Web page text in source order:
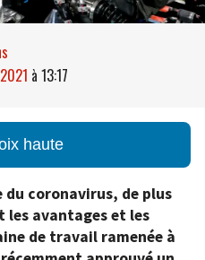
à 13:17
haute
du coronavirus, de plus
les avantages et les
de travail ramenée à